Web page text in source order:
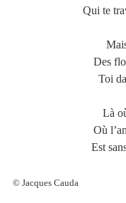
Qui te
Des
Toi
Là
Où
Est
© Jacques Cauda